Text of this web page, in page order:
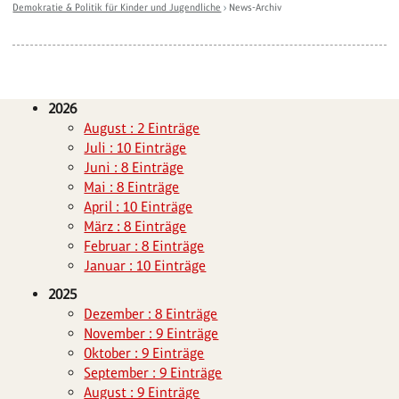
Demokratie & Politik für Kinder und Jugendliche › News-Archiv
2026
August : 2 Einträge
Juli : 10 Einträge
Juni : 8 Einträge
Mai : 8 Einträge
April : 10 Einträge
März : 8 Einträge
Februar : 8 Einträge
Januar : 10 Einträge
2025
Dezember : 8 Einträge
November : 9 Einträge
Oktober : 9 Einträge
September : 9 Einträge
August : 9 Einträge